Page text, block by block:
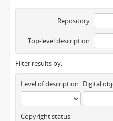
Repository
Top-level description
Filter results by:
Level of description
Copyright status